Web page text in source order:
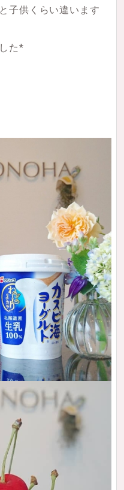
子供くらい違います
た*